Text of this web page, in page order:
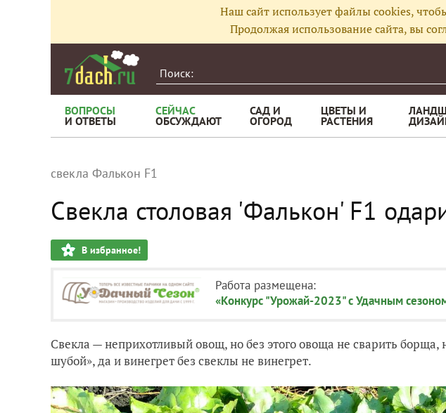
Наш сайт использует файлы cookies,
Продолжая использование сайта, вы
ВОПРОСЫ
И ОТВЕТЫ
СЕЙЧАС
ОБСУЖДАЮТ
САД И
ОГОРОД
ЦВЕТЫ И
РАСТЕНИЯ
свекла Фалькон F1
Свекла столовая 'Фалькон' F1
В избранное!
Работа размещена:
«Конкурс "Урожай-2023" с Удачным
Свекла — неприхотливый овощ, но без этого овоща не сварить борща,
шубой», да и винегрет без свеклы не винегрет.